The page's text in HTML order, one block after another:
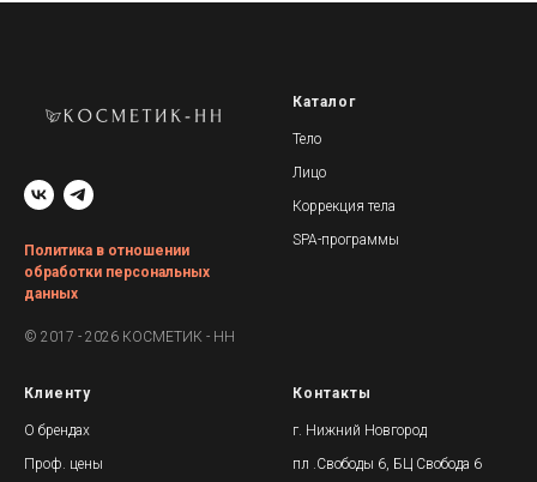
Политика в отношении
обработки персональных
данных
© 2017 - 2026 КОСМЕТИК - НН
Каталог
Тело
Лицо
Коррекция тела
SPA-программы
Клиенту
О брендах
Проф. цены
Контакты
г. Нижний Новгород
пл .Свободы 6, БЦ Свобода 6